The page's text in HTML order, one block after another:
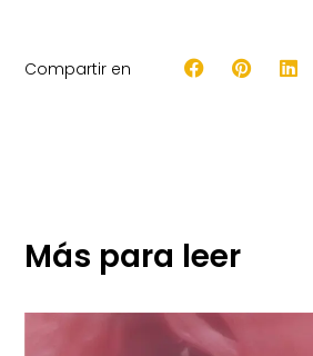
Compartir en
Más para leer